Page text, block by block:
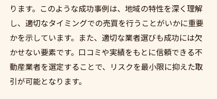
ります。このような成功事例は、地域の特性を深く理解
し、適切なタイミングでの売買を行うことがいかに重要
かを示しています。また、適切な業者選びも成功には欠
かせない要素です。口コミや実績をもとに信頼できる不
動産業者を選定することで、リスクを最小限に抑えた取
引が可能となります。